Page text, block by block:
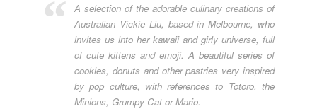
A selection of the adorable culinary creations of
Australian Vickie Liu, based in Melbourne, who
invites us into her kawaii and girly universe, full
of cute kittens and emoji. A beautiful series of
cookies, donuts and other pastries very inspired
by pop culture, with references to Totoro, the
Minions, Grumpy Cat or Mario.